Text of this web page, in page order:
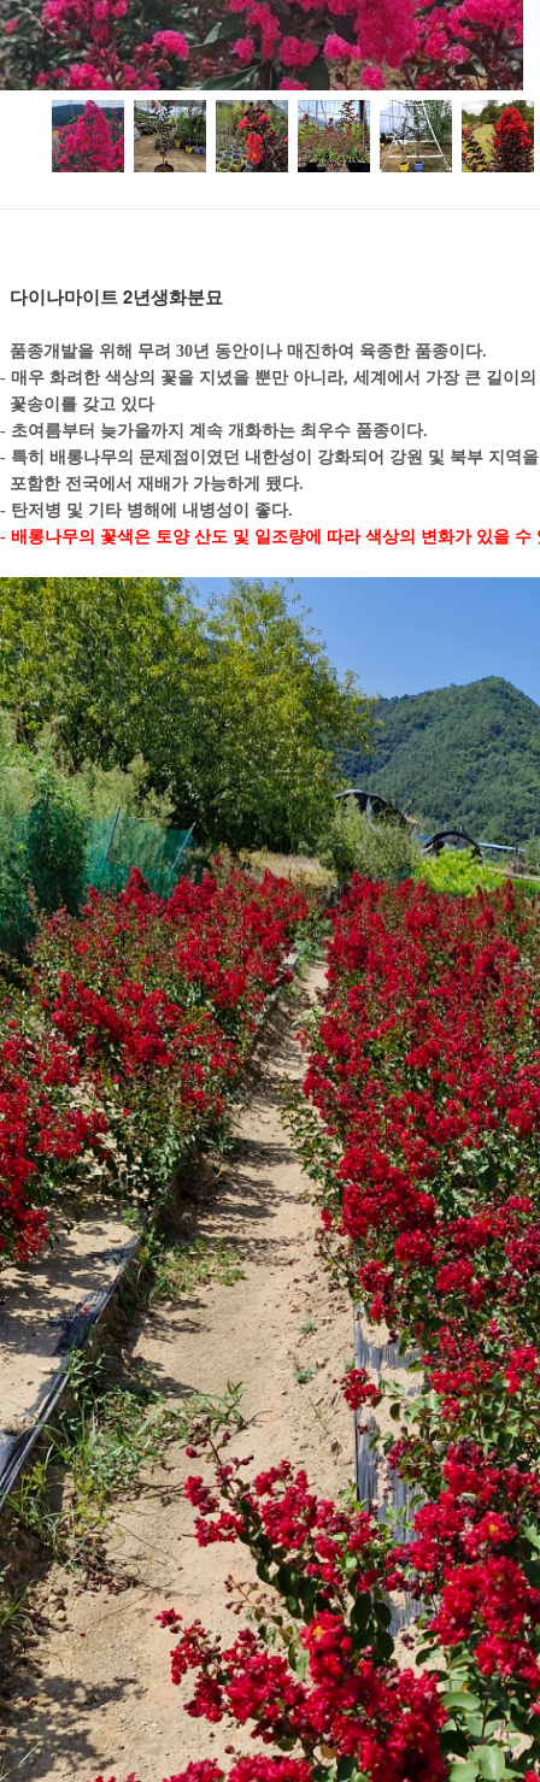
다이나마이트 2년생화분묘
품종개발을 위해 무려 30년 동안이나 매진하여 육종한 품종이다.
- 매우 화려한 색상의 꽃을 지녔을 뿐만 아니라, 세계에서 가장 큰 길이의
꽃송이를 갖고 있다
- 초여름부터 늦가을까지 계속 개화하는 최우수 품종이다.
- 특히 배롱나무의 문제점이였던 내한성이 강화되어 강원 및 북부 지역
포함한 전국에서 재배가 가능하게 됐다.
- 탄저병 및 기타 병해에 내병성이 좋다.
- 배롱나무의 꽃색은 토양 산도 및 일조량에 따라 색상의 변화가 있을 수